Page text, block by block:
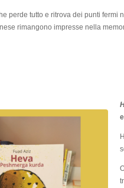
perde tutto e ritrova dei punti fermi
rimangono impresse nella